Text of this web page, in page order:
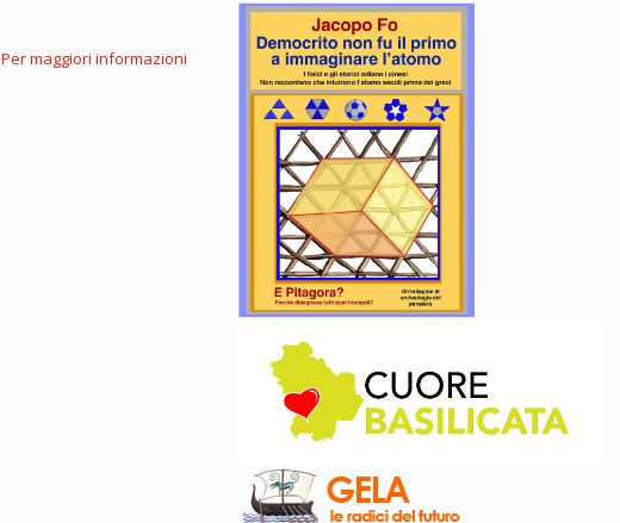
Per maggiori informazioni